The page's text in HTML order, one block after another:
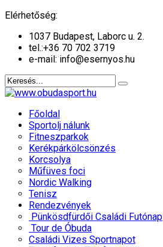
Elérhetőség:
1037 Budapest, Laborc u. 2.
tel.:+36 70 702 3719
e-mail: info@esernyos.hu
Főoldal
Sportolj nálunk
Fitneszparkok
Kerékpárkölcsönzés
Korcsolya
Műfüves foci
Nordic Walking
Tenisz
Rendezvények
Pünkösdfürdői Családi Futónap
Tour de Óbuda
Családi Vizes Sportnapot
év
hónap
év
hónap